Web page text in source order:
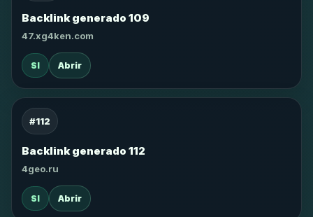
Backlink generado 109
47.xg4ken.com
SI Abrir
#112
Backlink generado 112
4geo.ru
SI Abrir